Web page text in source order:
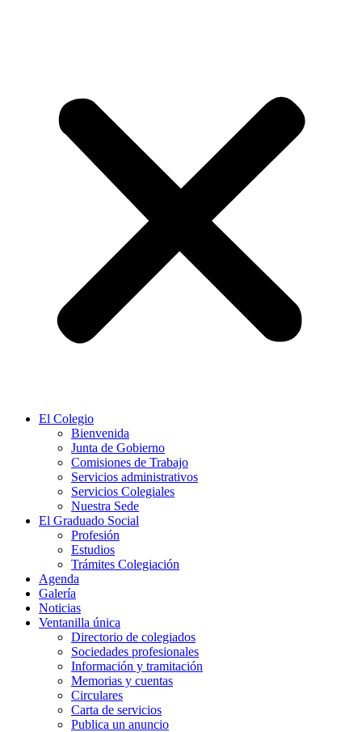
El Colegio
Bienvenida
Junta de Gobierno
Comisiones de Trabajo
Servicios administrativos
Servicios Colegiales
Nuestra Sede
El Graduado Social
Profesión
Estudios
Trámites Colegiación
Agenda
Galería
Noticias
Ventanilla única
Directorio de colegiados
Sociedades profesionales
Información y tramitación
Memorias y cuentas
Circulares
Carta de servicios
Publica un anuncio